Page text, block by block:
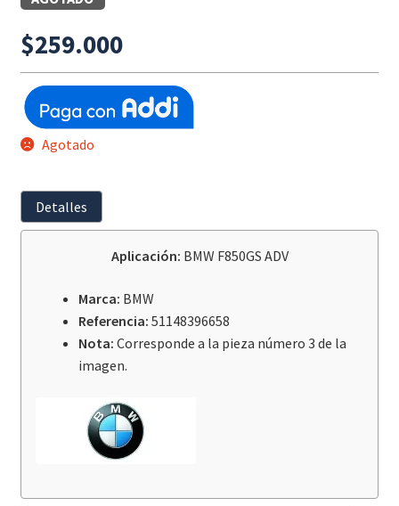
$259.000
Agotado
Detalles
Aplicación: BMW F850GS ADV
Marca: BMW
Referencia: 51148396658
Nota: Corresponde a la pieza número 3 de la
imagen.